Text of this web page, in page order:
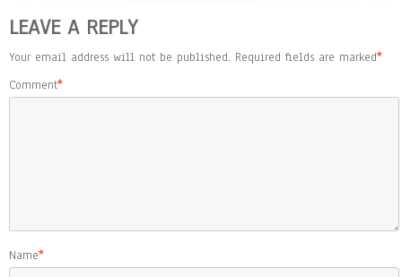
LEAVE A REPLY
Your email address will not be published. Required fields are marked*
Comment*
Name*